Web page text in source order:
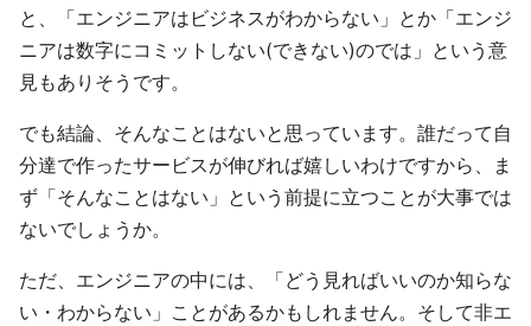
と、「エンジニアはビジネスがわからない」とか「エンジ
ニアは数字にコミットしない(できない)のでは」という意
見もありそうです。
でも結論、そんなことはないと思っています。誰だって自
分達で作ったサービスが伸びれば嬉しいわけですから、ま
ず「そんなことはない」という前提に立つことが大事では
ないでしょうか。
ただ、エンジニアの中には、「どう見ればいいのか知らな
い・わからない」ことがあるかもしれません。そして非エ